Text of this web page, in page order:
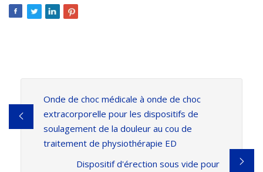
Onde de choc médicale à onde de choc
extracorporelle pour les dispositifs de
soulagement de la douleur au cou de
traitement de physiothérapie ED
Dispositif d'érection sous vide pour